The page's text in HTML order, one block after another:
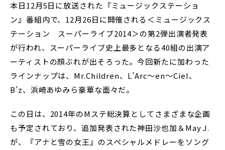
本日12月5日に放送された『ミュージックステーショ
ン』番組内で、12月26日に開催される＜ミュージックス
テーション スーパーライブ2014＞の第2弾出演者発表
が行われ、スーパーライブ史上最多となる40組の出演ア
ーティストの顔ぶれが出そろった。今回新たに加わった
ラインナップは、Mr.Children、L’Arc～en～Ciel、
B’z、浜崎あゆみら豪華な面々だ。
この日は、2014年のMステ総決算としてさまざまな企画
も予定されており、追加発表された神田沙也加＆May J.
が、『アナと雪の女王』のスペシャルメドレーをソング